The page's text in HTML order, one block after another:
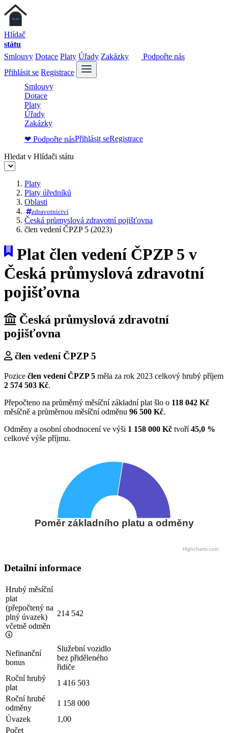
Hlídač
státu
Smlouvy Dotace Platy Úřady Zakázky
Podpořte nás
Přihlásit se Registrace
Smlouvy
Dotace
Platy
Úřady
Zakázky
❤ Podpořte násPřihlásit seRegistrace
Hledat v Hlídači státu
Platy
Platy úředníků
Oblasti
zdravotnictví
Česká průmyslová zdravotní pojišťovna
člen vedení ČPZP 5 (2023)
Plat člen vedení ČPZP 5 v
Česká průmyslová zdravotní
pojišťovna
Česká průmyslová zdravotní
pojišťovna
člen vedení ČPZP 5
Pozice člen vedení ČPZP 5 měla za rok 2023 celkový hrubý příjem
2 574 503 Kč.
Přepočteno na průměrný měsíční základní plat šlo o 118 042 Kč
měsíčně a průměrnou měsíční odměnu 96 500 Kč.
Odměny a osobní ohodnocení ve výši 1 158 000 Kč tvoří45,0 %
celkové výše příjmu.
Poměr základního platu a odměny
Highcharts.com
Detailní informace
Hrubý měsíční
plat
(přepočtený na
plný úvazek)
včetně odměn
214 542
Nefinanční
bonus
Služební vozidlo
bez přiděleného
řidiče
Roční hrubý
plat
1 416 503
Roční hrubé
odměny
1 158 000
Úvazek
1,00
Počet